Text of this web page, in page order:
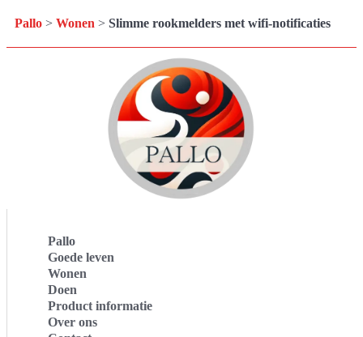
Pallo > Wonen > Slimme rookmelders met wifi-notificaties
Pallo
Goede leven
Wonen
Doen
Product informatie
Over ons